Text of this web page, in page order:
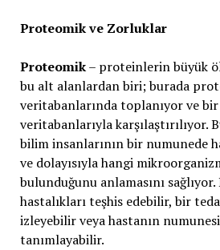
Proteomik ve Zorluklar
Proteomik– proteinlerin büyük
bu alt alanlardan biri; burada
veritabanlarında toplanıyor ve
veritabanlarıyla karşılaştırılıyor.
bilim insanlarının bir numunede
ve dolayısıyla hangi
bulunduğunu anlamasını
hastalıkları teşhis edebilir, bir
izleyebilir veya hastanın
tanımlayabilir.